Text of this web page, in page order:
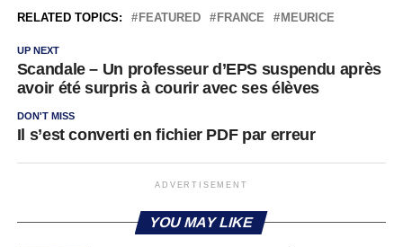
RELATED TOPICS: FEATURED FRANCE MEURICE
UP NEXT
Scandale – Un professeur d’EPS suspendu après
avoir été surpris à courir avec ses élèves
DON'T MISS
Il s’est converti en fichier PDF par erreur
ADVERTISEMENT
YOU MAY LIKE